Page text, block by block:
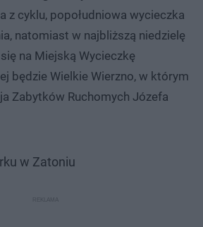
z cyklu, popołudniowa wycieczka
natomiast w najbliższą niedzielę
na Miejską Wycieczkę
będzie Wielkie Wierzno, w którym
Zabytków Ruchomych Józefa
w Zatoniu